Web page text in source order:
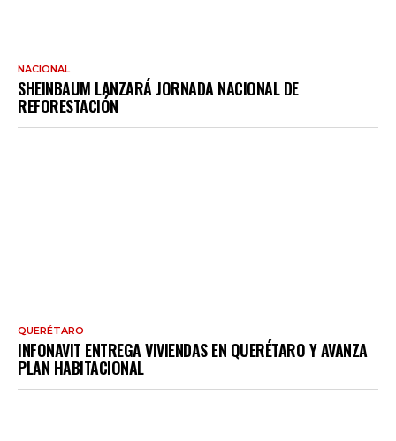
NACIONAL
SHEINBAUM LANZARÁ JORNADA NACIONAL DE
REFORESTACIÓN
QUERÉTARO
INFONAVIT ENTREGA VIVIENDAS EN QUERÉTARO Y AVANZA
PLAN HABITACIONAL